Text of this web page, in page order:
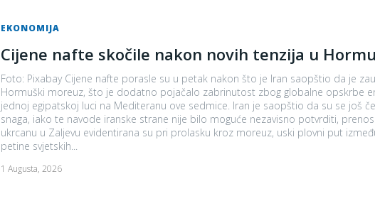
EKONOMIJA
Cijene nafte skočile nakon novih tenzija u
Foto: Pixabay Cijene nafte porasle su u petak nakon što je Iran saopštio da je
Hormuški moreuz, što je dodatno pojačalo zabrinutost zbog globalne opskrbe
jednoj egipatskoj luci na Mediteranu ove sedmice. Iran je saopštio da su se još četiri tankera vratila nakon intervencije njegovih
snaga, iako te navode iranske strane nije bilo moguće nezavisno potvrditi, prenosi Reuters. Dva velika tankera koji su
ukrcanu u Zaljevu evidentirana su pri prolasku kroz moreuz, uski plovni put
petine svjetskih...
1 Augusta, 2026